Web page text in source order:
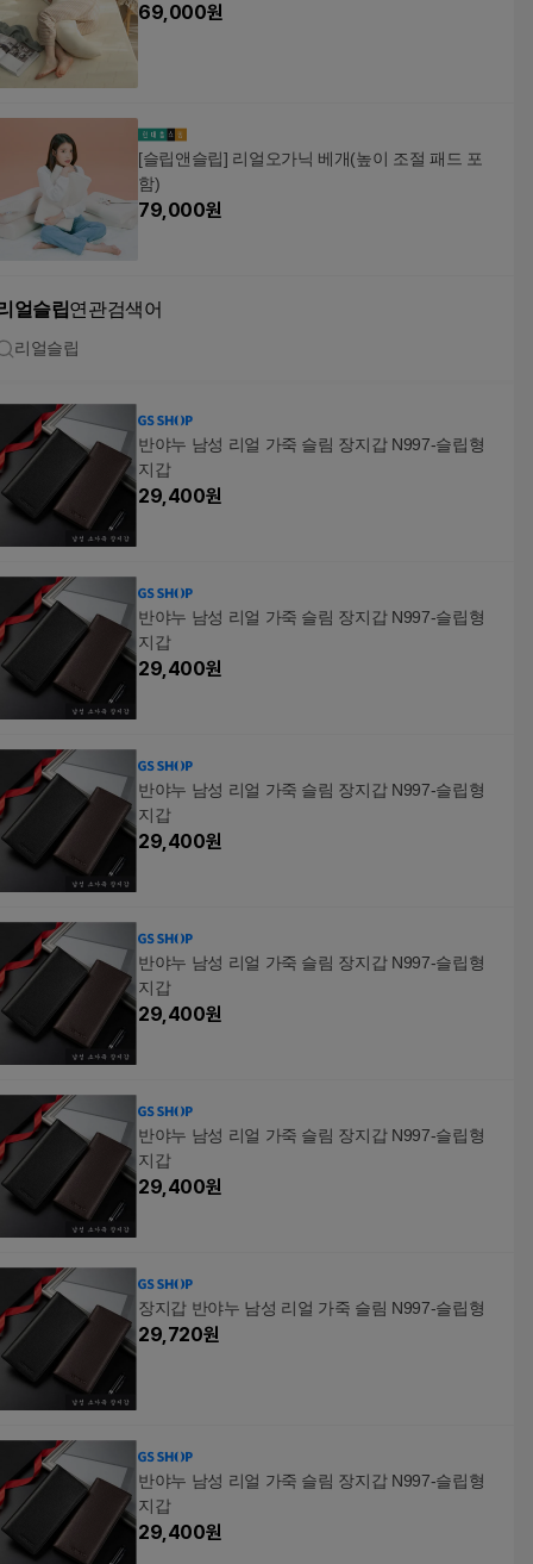
69,000원
[슬립앤슬립] 리얼오가닉 베개(높이 조절 패드 포
함)
79,000원
얼슬립연관검색어
리얼슬립
반야누 남성 리얼 가죽 슬림 장지갑 N997-슬립형
지갑
29,400원
반야누 남성 리얼 가죽 슬림 장지갑 N997-슬립형
지갑
29,400원
반야누 남성 리얼 가죽 슬림 장지갑 N997-슬립형
지갑
29,400원
반야누 남성 리얼 가죽 슬림 장지갑 N997-슬립형
지갑
29,400원
반야누 남성 리얼 가죽 슬림 장지갑 N997-슬립형
지갑
29,400원
장지갑 반야누 남성 리얼 가죽 슬림 N997-슬립형
29,720원
반야누 남성 리얼 가죽 슬림 장지갑 N997-슬립형
지갑
29,400원